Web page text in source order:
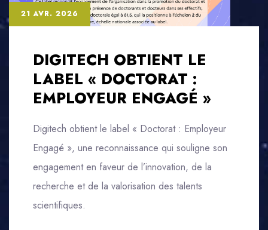
21 AVR. 2026
DIGITECH OBTIENT LE
LABEL « DOCTORAT :
EMPLOYEUR ENGAGÉ »
Digitech obtient le label « Doctorat : Employeur
Engagé », une reconnaissance qui souligne son
engagement en faveur de l’innovation, de la
recherche et de la valorisation des talents
scientifiques.